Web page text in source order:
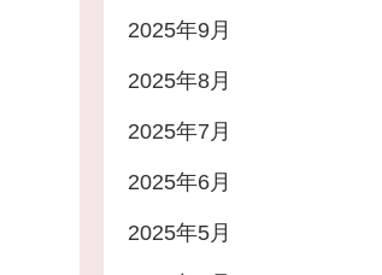
2025年9月
2025年8月
2025年7月
2025年6月
2025年5月